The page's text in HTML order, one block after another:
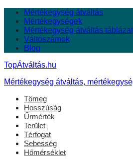
Mértékegység átváltás
Mértékegységek
Mértékegység átváltás táblázat
Váltószámok
Blog
TopÁtváltás.hu
Mértékegység átváltás,
Tömeg
Hosszúság
Űrmérték
Terület
Térfogat
Sebesség
Hőmérséklet